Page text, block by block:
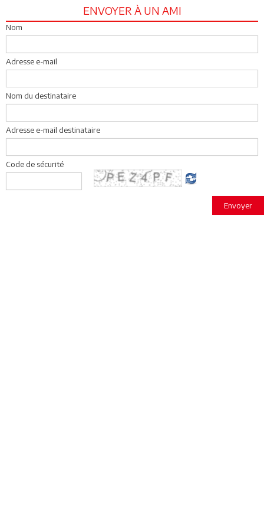
ENVOYER À UN AMI
Nom
Adresse e-mail
Nom du destinataire
Adresse e-mail destinataire
Code de sécurité
Envoyer